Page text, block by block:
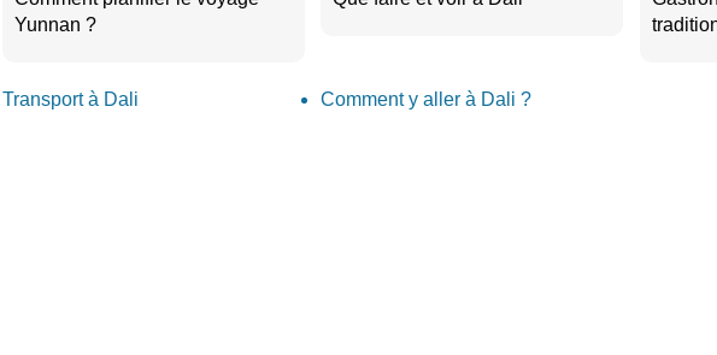
Yunnan ?
Transport à Dali Comment y aller à Dali ?